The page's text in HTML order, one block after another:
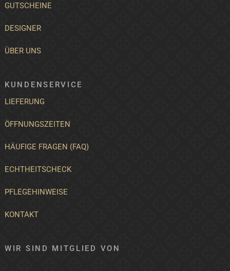
GUTSCHEINE
DESIGNER
ÜBER UNS
KUNDENSERVICE
LIEFERUNG
ÖFFNUNGSZEITEN
HÄUFIGE FRAGEN (FAQ)
ECHTHEITSCHECK
PFLEGEHINWEISE
KONTAKT
WIR SIND MITGLIED VON